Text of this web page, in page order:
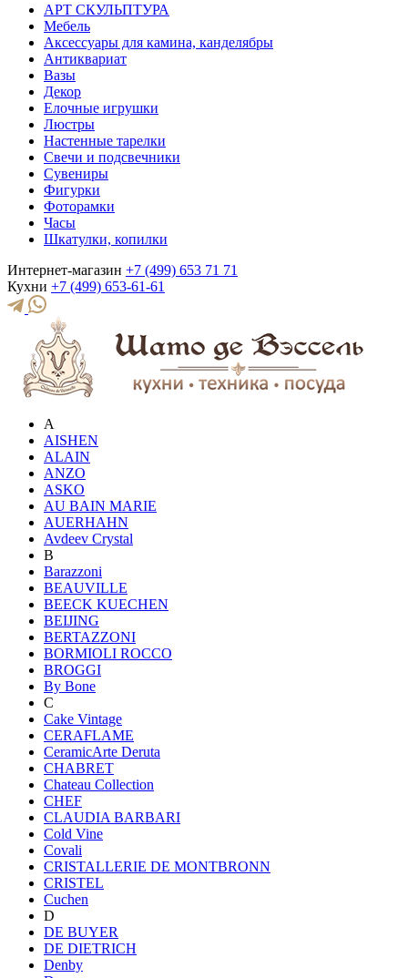
АРТ СКУЛЬПТУРА
Мебель
Аксессуары для камина, канделябры
Антиквариат
Вазы
Декор
Елочные игрушки
Люстры
Настенные тарелки
Свечи и подсвечники
Сувениры
Фигурки
Фоторамки
Часы
Шкатулки, копилки
Интернет-магазин +7 (499) 653 71 71
Кухни +7 (499) 653-61-61
A
AISHEN
ALAIN
ANZO
ASKO
AU BAIN MARIE
AUERHAHN
Avdeev Crystal
B
Barazzoni
BEAUVILLE
BEECK KUECHEN
BEIJING
BERTAZZONI
BORMIOLI ROCCO
BROGGI
By Bone
C
Cake Vintage
CERAFLAME
CeramicArte Deruta
CHABRET
Chateau Collection
CHEF
CLAUDIA BARBARI
Cold Vine
Covali
CRISTALLERIE DE MONTBRONN
CRISTEL
Cuchen
D
DE BUYER
DE DIETRICH
Denby